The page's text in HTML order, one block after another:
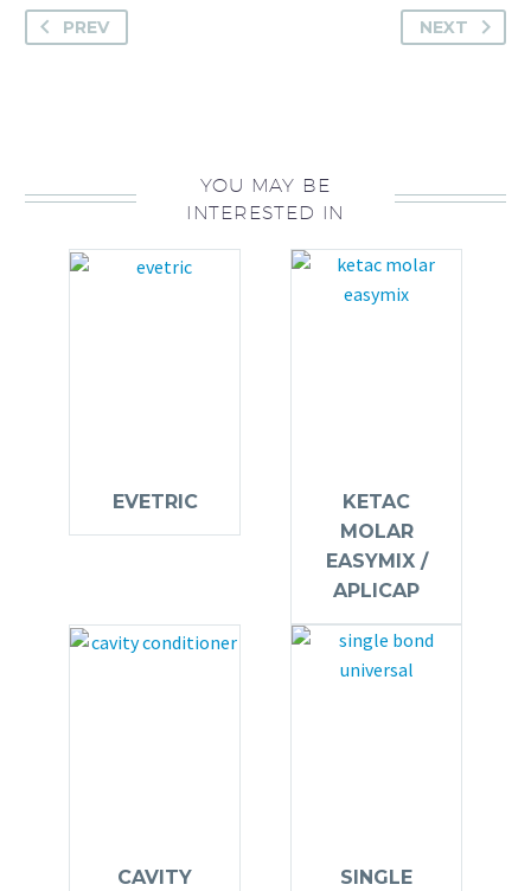
PREV NEXT
YOU MAY BE
INTERESTED IN
EVETRIC
KETAC
MOLAR
EASYMIX /
APLICAP
CAVITY
SINGLE